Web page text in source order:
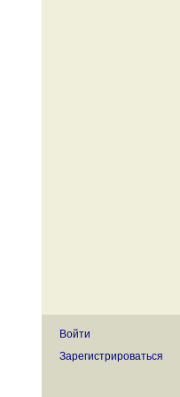
Войти
Зарегистрироваться